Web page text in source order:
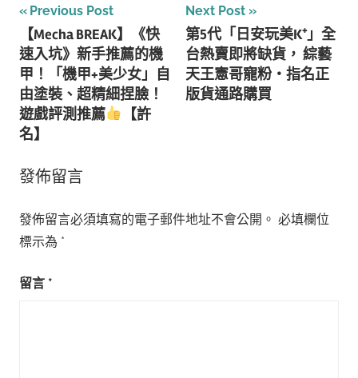
文
章
導
覽
Previous Post
【Mecha BREAK】《快
速入坑》新手推薦的機
甲！「機甲+美少女」自
由塗裝、超精細捏臉！
遊戲評測推薦
【許
名】
Next Post
第5代「日安玩美K⁺」全
台熱賣即將缺貨， 綜藝
天王憲哥寵粉‧指名正
版貨通路購買
發佈留言
發佈留言必須填寫的電子郵件地址不會公開。 必填欄位
標示為 *
留言 *